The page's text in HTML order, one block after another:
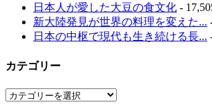
日本人が愛した大豆の食文化 -
新大陸発見が世界の料理を変えた...
日本の中枢で現代も生き続ける長...
カテゴリー
カ